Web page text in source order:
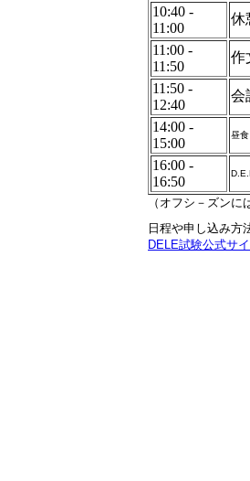
10:40 -
11:00
休
11:00 -
11:50
作
11:50 -
12:40
会
14:00 -
15:00
昼食
16:00 -
16:50
（オフシ－ズン
日程や申し込み方
DELE試験公式サ